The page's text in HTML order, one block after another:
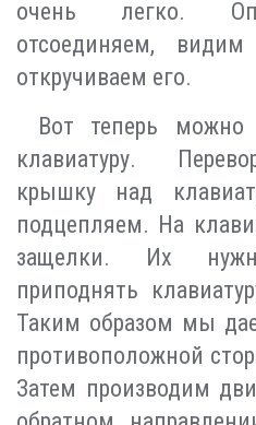
очень легко.
отсоединяем,
откручиваем его.
Вот теперь можно
клавиатуру.
крышку над
подцепляем. На
защелки. Их
приподнять
Таким образом мы
противоположной
Затем производим